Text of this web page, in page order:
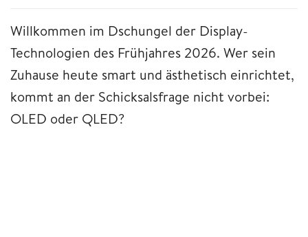
Willkommen im Dschungel der Display-
Technologien des Frühjahres 2026. Wer sein
Zuhause heute smart und ästhetisch einrichtet,
kommt an der Schicksalsfrage nicht vorbei:
OLED oder QLED?